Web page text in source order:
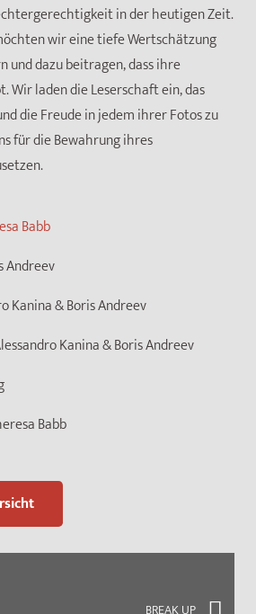
in der heutigen Zeit.
wir eine tiefe Wertschätzung
und dazu beitragen, dass ihre
Wir laden die Leserschaft ein, das
die Freude in jedem ihrer Fotos zu
für die Bewahrung ihres
Babb
Andreev
Kanina & Boris Andreev
Kanina & Boris Andreev
Babb